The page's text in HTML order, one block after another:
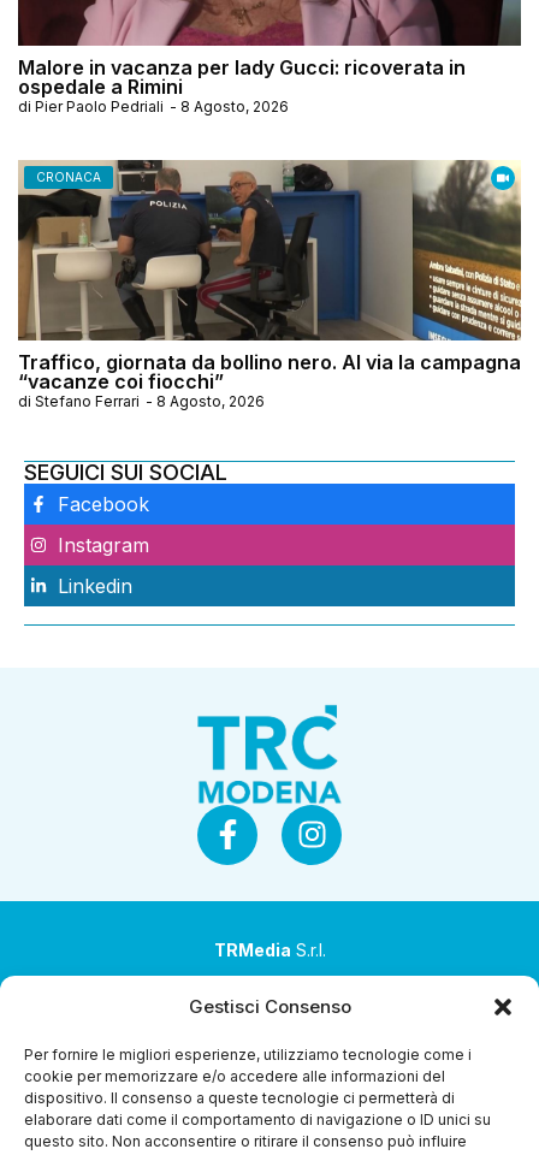
Gestisci Consenso
Per fornire le migliori esperienze, utilizziamo tecnologie come i
cookie per memorizzare e/o accedere alle informazioni del
dispositivo. Il consenso a queste tecnologie ci permetterà di
elaborare dati come il comportamento di navigazione o ID unici su
questo sito. Non acconsentire o ritirare il consenso può influire
Malore in vacanza per lady Gucci: ricoverata in
ospedale a Rimini
di Pier Paolo Pedriali - 8 Agosto, 2026
CRONACA
Traffico, giornata da bollino nero. Al via la campagna
“vacanze coi fiocchi”
di Stefano Ferrari - 8 Agosto, 2026
SEGUICI SUI SOCIAL
Facebook
Instagram
Linkedin
TRMedia S.r.l.
coordinamento da parte di Coop Alleanza 3.0 Soc. Coop.
Sede legale: via Ragazzi del ’99 nr. 51 42124 Reggio Emilia
(RE)